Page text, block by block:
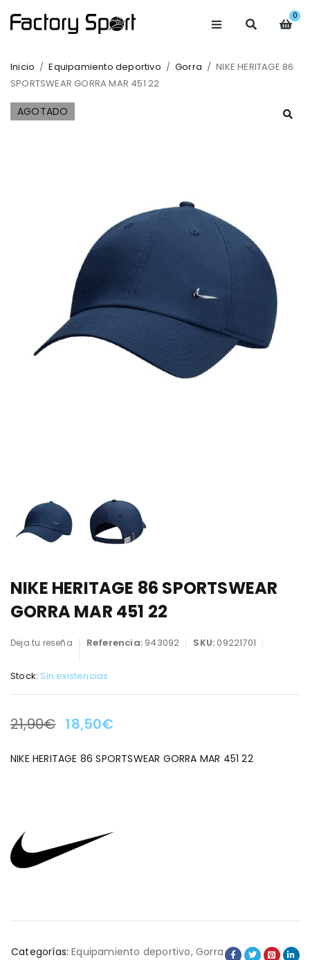
0
Inicio / Equipamiento deportivo / Gorra / NIKE HERITAGE 86
SPORTSWEAR GORRA MAR 451 22
AGOTADO
NIKE HERITAGE 86 SPORTSWEAR
GORRA MAR 451 22
Deja tu reseña Referencia: 943092 SKU:09221701
Stock: Sin existencias
LA OFERTA TERMINA EN:
21,90€ 18,50€
NIKE HERITAGE 86 SPORTSWEAR GORRA MAR 451 22
Categorías: Equipamiento deportivo,Gorra